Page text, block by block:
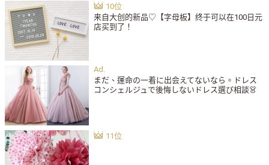
来自大创的新品♡【字母板】终于可以在100日元
店买到了！
まだ、運命の一着に出会えてないなら。ドレス
コンシェルジュで後悔しないドレス選び相談👗